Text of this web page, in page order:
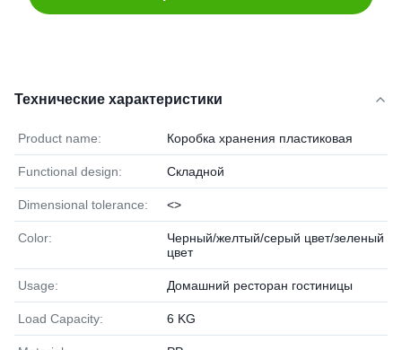
Технические характеристики
Product name: Коробка хранения пластиковая
Functional design: Складной
Dimensional tolerance: <>
Color:
Черный/желтый/серый цвет/зеленый
цвет
Usage: Домашний ресторан гостиницы
Load Capacity: 6 KG